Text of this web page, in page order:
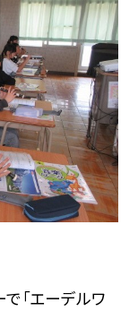
「エーデルワ